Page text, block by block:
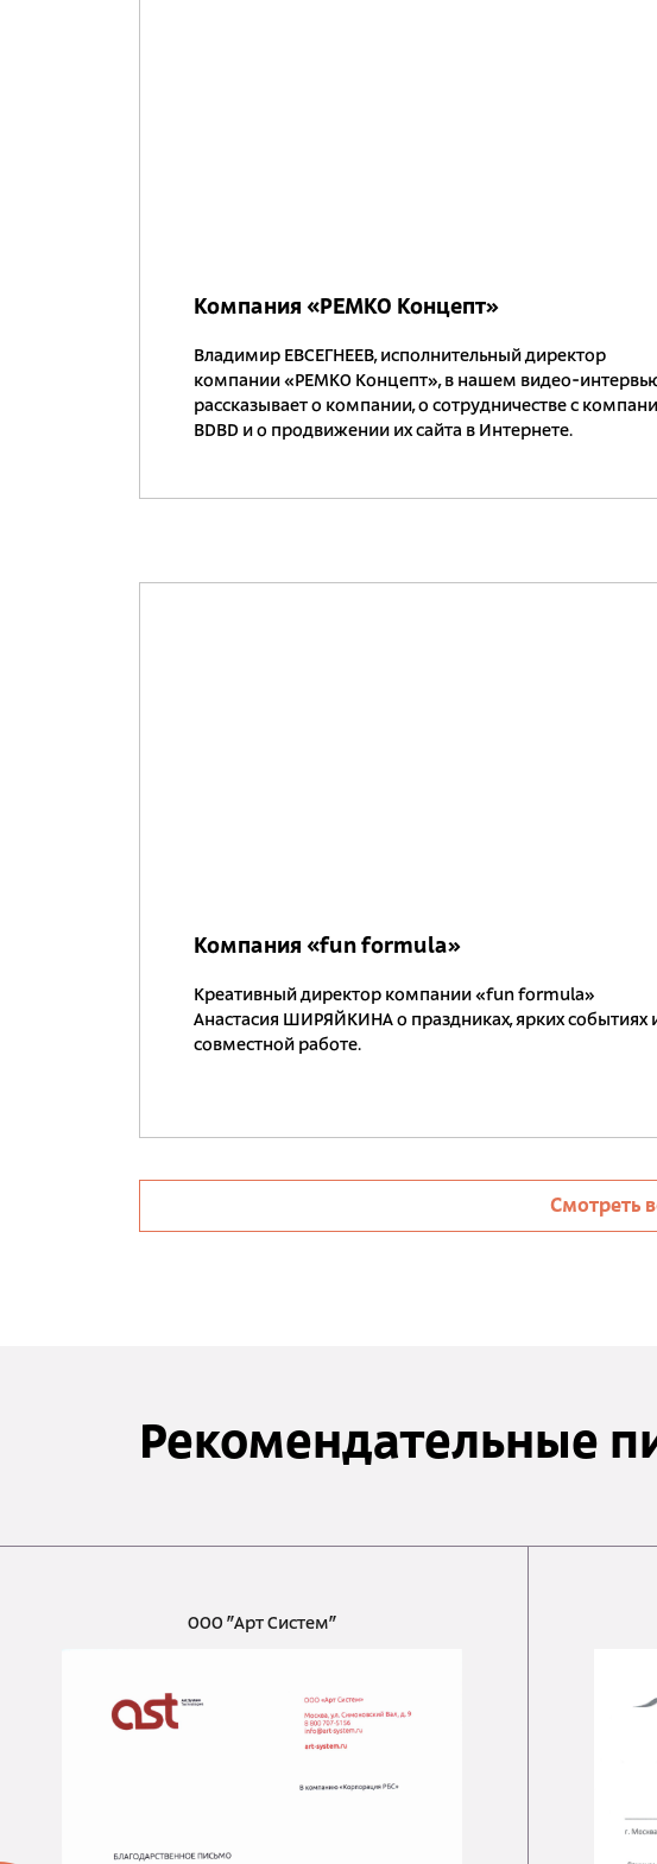
Компания «РЕМКО Концепт»
Владимир ЕВСЕГНЕЕВ, исполнительный директор
компании «РЕМКО Концепт», в нашем видео-
рассказывает о компании, о сотрудничестве с
BDBD и о продвижении их сайта в Интернете.
Компания «fun formula»
Креативный директор компании «fun formula»
Анастасия ШИРЯЙКИНА о праздниках, ярких событиях
совместной работе.
Смотреть
Рекомендательные
ООО "Арт Систем"